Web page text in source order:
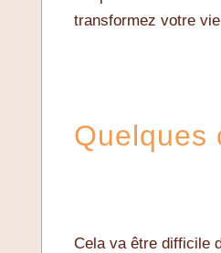
transformez votre
Quelques
Cela va être difficile